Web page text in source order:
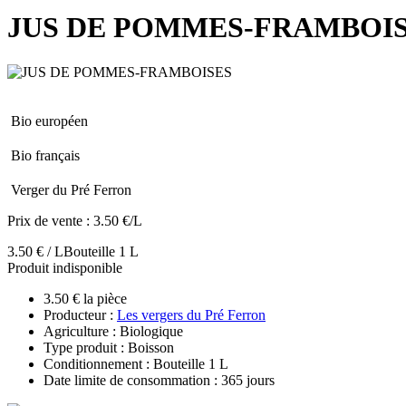
JUS DE POMMES-
Bio européen
Bio français
Verger du Pré Ferron
Prix de vente : 3.50 €/L
3.50 € / LBouteille 1 L
Produit indisponible
3.50 € la pièce
Producteur : Les vergers du Pré Ferron
Agriculture : Biologique
Type produit : Boisson
Conditionnement : Bouteille 1 L
Date limite de consommation : 365 jours